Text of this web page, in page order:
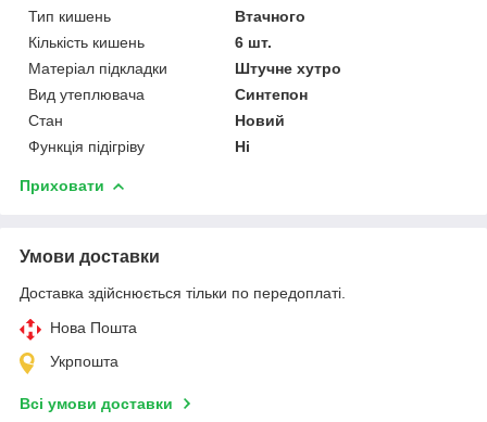
Тип кишень
Втачного
Кількість кишень
6 шт.
Матеріал підкладки
Штучне хутро
Вид утеплювача
Синтепон
Стан
Новий
Функція підігріву
Ні
Приховати
Умови доставки
Доставка здійснюється тільки по передоплаті.
Нова Пошта
Укрпошта
Всі умови доставки